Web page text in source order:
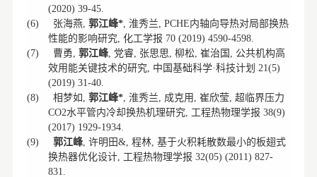
(2020) 39-45.
(6)
张海燕 郭江峰* 淮秀兰 , PCHE内轴向导热对局部换热
性能的影响研究 化工学报 70 (2019) 4590-4598.
(7)
曹勇 郭江峰 党睿 张思思 柳松 崔治国
公共机构高
效用能关键技术的研究 中国基础科学·科技计划 21(5)
(2019) 31-40.
(8)
相梦如 郭江峰* 淮秀兰 成克用 崔欣莹 超临界压力
CO2水平管内冷却换热机理研究 工程热物理学报 38(9)
(2017) 1929-1934.
(9)
郭江峰 许明田&, 程林 基于火积耗散数最小的板翅式
换热器优化设计 工程热物理学报 32(05) (2011) 827-
831.